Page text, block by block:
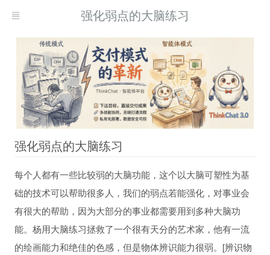
我疗愈
强化弱点的大脑练习
强化弱点的大脑练习
每个人都有一些比较弱的大脑功能，这个以大脑可塑性为基
础的技术可以帮助很多人，我们的弱点若能强化，对事业会
有很大的帮助，因为大部分的事业都需要用到多种大脑功
能。杨用大脑练习拯救了一个很有天分的艺术家，他有一流
的绘画能力和绝佳的色感，但是物体辨识能力很弱。[辨识物